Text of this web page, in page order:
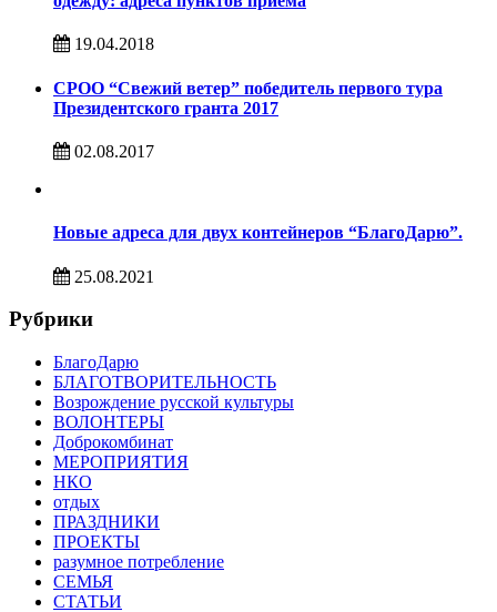
19.04.2018
СРОО “Свежий ветер” победитель первого тура
Президентского гранта 2017
02.08.2017
Новые адреса для двух контейнеров “БлагоДарю”.
25.08.2021
Рубрики
БлагоДарю
БЛАГОТВОРИТЕЛЬНОСТЬ
Возрождение русской культуры
ВОЛОНТЕРЫ
Доброкомбинат
МЕРОПРИЯТИЯ
НКО
отдых
ПРАЗДНИКИ
ПРОЕКТЫ
разумное потребление
СЕМЬЯ
СТАТЬИ